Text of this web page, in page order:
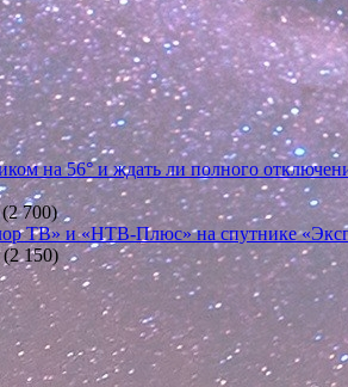
на 56° и ждать ли полного
(2 700)
ТВ» и «НТВ-Плюс» на спутнике
(2 150)